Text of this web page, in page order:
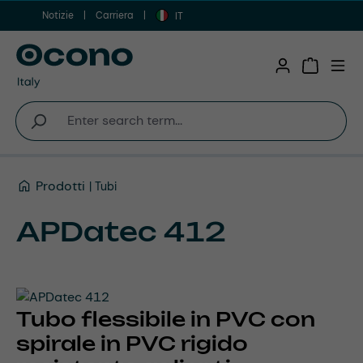
Vai al contenuto principale
Notizie Carriera IT
Prodotti Tubi
APDatec 412
Tubo flessibile in PVC con
spirale in PVC rigido